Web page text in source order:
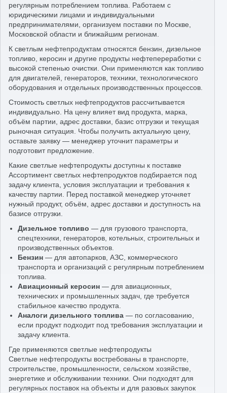
регулярным потреблением топлива. Работаем с
юридическими лицами и индивидуальными
предпринимателями, организуем поставки по Москве,
Московской области и ближайшим регионам.
К светлым нефтепродуктам относятся бензин, дизельное
топливо, керосин и другие продукты нефтепереработки с
высокой степенью очистки. Они применяются как топливо
для двигателей, генераторов, техники, технологического
оборудования и отдельных производственных процессов.
Стоимость светлых нефтепродуктов рассчитывается
индивидуально. На цену влияет вид продукта, марка,
объём партии, адрес доставки, базис отгрузки и текущая
рыночная ситуация. Чтобы получить актуальную цену,
оставьте заявку — менеджер уточнит параметры и
подготовит предложение.
Какие светлые нефтепродукты доступны к поставке
Ассортимент светлых нефтепродуктов подбирается под
задачу клиента, условия эксплуатации и требования к
качеству партии. Перед поставкой менеджер уточняет
нужный продукт, объём, адрес доставки и доступность на
базисе отгрузки.
Дизельное топливо — для грузового транспорта,
спецтехники, генераторов, котельных, строительных и
производственных объектов.
Бензин — для автопарков, АЗС, коммерческого
транспорта и организаций с регулярным потреблением
топлива.
Авиационный керосин — для авиационных,
технических и промышленных задач, где требуется
стабильное качество продукта.
Аналоги дизельного топлива — по согласованию,
если продукт подходит под требования эксплуатации и
задачу клиента.
Где применяются светлые нефтепродукты
Светлые нефтепродукты востребованы в транспорте,
строительстве, промышленности, сельском хозяйстве,
энергетике и обслуживании техники. Они подходят для
регулярных поставок на объекты и для разовых закупок